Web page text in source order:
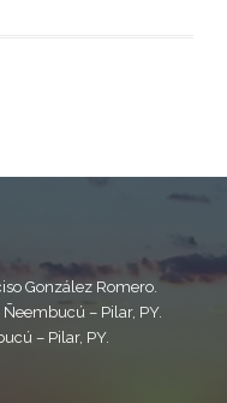
González Romero.
– Pilar, PY.
– Pilar, PY.